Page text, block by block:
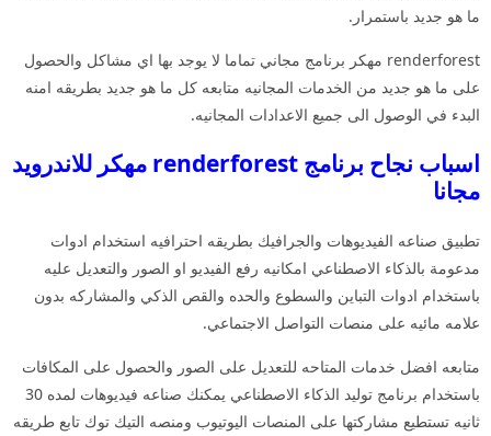
ما هو جديد باستمرار.
renderforest مهكر برنامج مجاني تماما لا يوجد بها اي مشاكل والحصول
على ما هو جديد من الخدمات المجانيه متابعه كل ما هو جديد بطريقه امنه
البدء في الوصول الى جميع الاعدادات المجانيه.
اسباب نجاح برنامج renderforest مهكر للاندرويد
مجانا
تطبيق صناعه الفيديوهات والجرافيك بطريقه احترافيه استخدام ادوات
مدعومة بالذكاء الاصطناعي امكانيه رفع الفيديو او الصور والتعديل عليه
باستخدام ادوات التباين والسطوع والحده والقص الذكي والمشاركه بدون
علامه مائيه على منصات التواصل الاجتماعي.
متابعه افضل خدمات المتاحه للتعديل على الصور والحصول على المكافات
باستخدام برنامج توليد الذكاء الاصطناعي يمكنك صناعه فيديوهات لمده 30
ثانيه تستطيع مشاركتها على المنصات اليوتيوب ومنصه التيك توك تابع طريقه